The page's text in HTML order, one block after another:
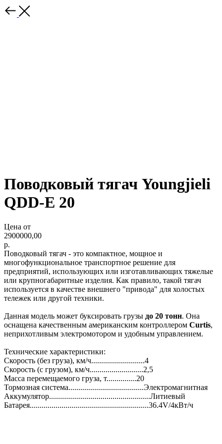
Поводковый тягач Youngjieli
QDD-E 20
Цена от
2900000,00
р.
Поводковый тягач - это компактное, мощное и
многофункциональное транспортное решение для
предприятий, использующих или изготавливающих тяжелые
или крупногабаритные изделия. Как правило, такой тягач
используется в качестве внешнего "привода" для холостых
тележек или другой техники.
Данная модель может буксировать грузы до 20 тонн. Она
оснащена качественным американским контроллером Curtis,
неприхотливым электромотором и удобным управлением.
Технические характеристики:
Скорость (без груза), км/ч...........................4
Скорость (с грузом), км/ч...........................2,5
Масса перемещаемого груза, т...............20
Тормозная система......................................Электромагнитная
Аккумулятор...................................................Литиевый
Батарея............................................................36.4V/4кВт/ч